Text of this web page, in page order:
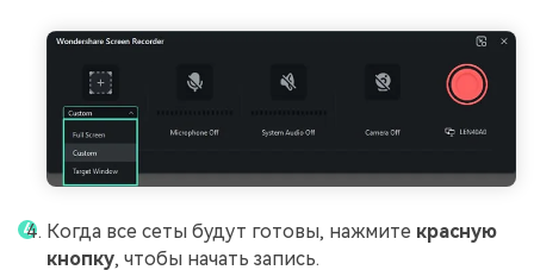
Когда все сеты будут готовы, нажмите красную
кнопку, чтобы начать запись.